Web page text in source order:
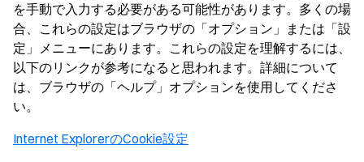
を手動で入力する必要がある可能性があります。多くの場
合、これらの設定はブラウザの「オプション」または「設
定」メニューにあります。これらの設定を理解するには、
以下のリンクが参考になると思われます。詳細について
は、ブラウザの「ヘルプ」オプションを使用してくださ
い。
Internet ExplorerのCookie設定